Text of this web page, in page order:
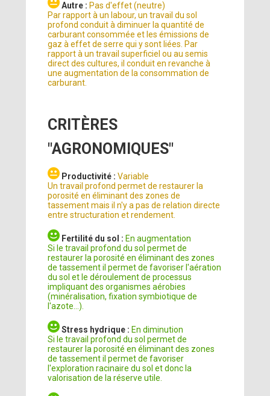
Autre : Pas d'effet (neutre)
Par rapport à un labour, un travail du sol
profond conduit à diminuer la quantité de
carburant consommée et les émissions de
gaz à effet de serre qui y sont liées. Par
rapport à un travail superficiel ou au semis
direct des cultures, il conduit en revanche à
une augmentation de la consommation de
carburant.
CRITÈRES
"AGRONOMIQUES"
Productivité :Variable
Un travail profond permet de restaurer la
porosité en éliminant des zones de
tassement mais il n'y a pas de relation directe
entre structuration et rendement.
Fertilité du sol : En augmentation
Si le travail profond du sol permet de
restaurer la porosité en éliminant des zones
de tassement il permet de favoriser l'aération
du sol et le déroulement de processus
impliquant des organismes aérobies
(minéralisation, fixation symbiotique de
l'azote...).
Stress hydrique : En diminution
Si le travail profond du sol permet de
restaurer la porosité en éliminant des zones
de tassement il permet de favoriser
l'exploration racinaire du sol et donc la
valorisation de la réserve utile.